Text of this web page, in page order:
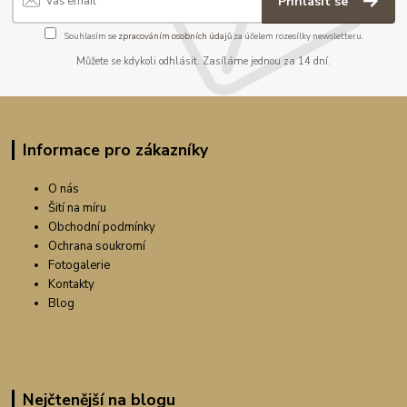
Souhlasím se zpracováním osobních údajůza účelem rozesílky newsletteru.
Můžete se kdykoli odhlásit. Zasíláme jednou za 14 dní.
Informace pro zákazníky
O nás
Šití na míru
Obchodní podmínky
Ochrana soukromí
Fotogalerie
Kontakty
Blog
Nejčtenější na blogu